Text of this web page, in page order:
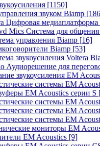
[1150]
звуком Biamp
Цифровая медиаплатформа
Mics Система для общения
управления Biamp [16]
Biamp [53]
звукоусиления Voltera
Аудиорешение для
звукоусиления EM
системы EM
EM Acoustics серии S
системы EM
системы EM
системы EM
мониторы EM
EM Acoustics [9]